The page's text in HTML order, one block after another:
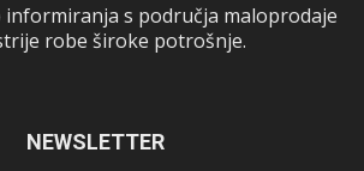
informiranja s područja maloprodaje
robe široke potrošnje.
NEWSLETTER